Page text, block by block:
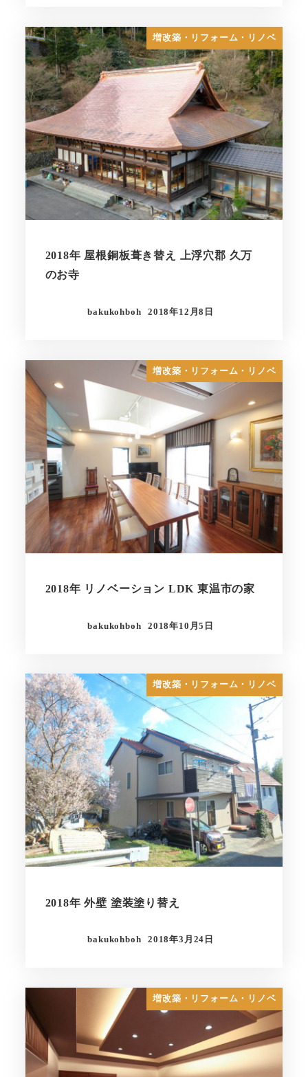
増改築・リフォーム・リノベ
2018年 屋根銅板葺き替え 上浮穴郡 久万
のお寺
bakukohboh 2018年12月8日
増改築・リフォーム・リノベ
2018年 リノベーション LDK 東温市の家
bakukohboh 2018年10月5日
増改築・リフォーム・リノベ
2018年 外壁 塗装塗り替え
bakukohboh 2018年3月24日
増改築・リフォーム・リノベ